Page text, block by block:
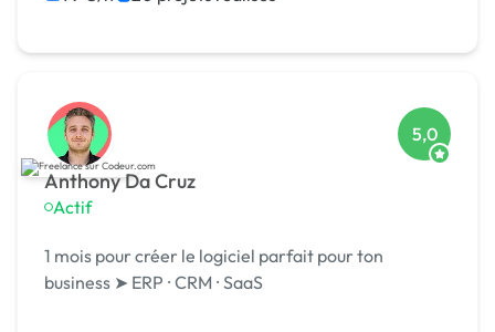
Anthony Da Cruz
Actif
5,0
1 mois pour créer le logiciel parfait pour ton
business ➤ ERP ⸱ CRM ⸱ SaaS